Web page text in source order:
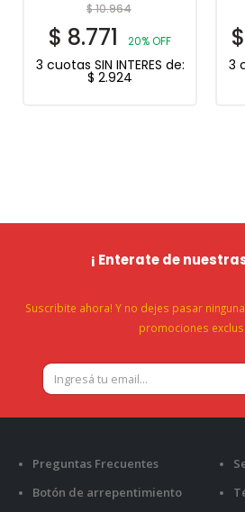
$10.964
$ 8.771 20% OFF
3 cuotas SIN INTERES de:
$ 2.924
$
3
¡ Enterate de
Suscribite ahora! Y no dejes pasar
promociones
Preguntas Frecuentes
Botón de arrepentimiento